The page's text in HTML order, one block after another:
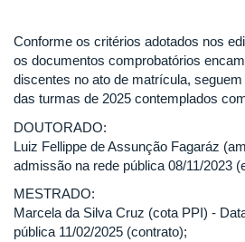
Conforme os critérios adotados nos
os documentos comprobatórios
discentes no ato de matrícula,
das turmas de 2025 contemplados
DOUTORADO:
Luiz Fellippe de Assunção Fagaráz
admissão na rede pública 08/11/2023
MESTRADO:
Marcela da Silva Cruz (cota PPI) -
pública 11/02/2025 (contrato);